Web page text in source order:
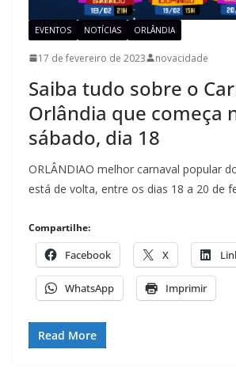
EVENTOS NOTÍCIAS ORLÂNDIA
17 de fevereiro de 2023 novacidade
Saiba tudo sobre o
Orlândia que começa
sábado, dia 18
ORLÂNDIAO melhor carnaval popular
está de volta, entre os dias 18 a 20 de
Compartilhe:
Facebook X
WhatsApp Imprimir
Read More